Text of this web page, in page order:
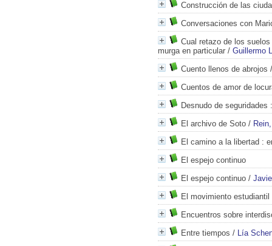
Construcción de las
Conversaciones con
Cual retazo de los suelos
murga en particular / Guillermo
Cuento llenos de abrojos
Cuentos de amor de
Desnudo de seguridades
El archivo de Soto /
El camino a la libertad :
El espejo continuo
El espejo continuo /
El movimiento estudiantil
Encuentros sobre
Entre tiempos / Lía